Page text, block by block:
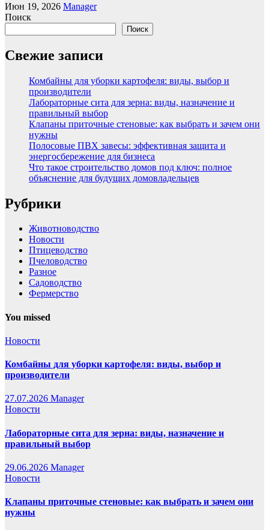
Июн 19, 2026 Manager
Поиск
Поиск
Свежие записи
Комбайны для уборки картофеля: виды, выбор и
производители
Лабораторные сита для зерна: виды, назначение и
правильный выбор
Клапаны приточные стеновые: как выбрать и зачем они
нужны
Полосовые ПВХ завесы: эффективная защита и
энергосбережение для бизнеса
Что такое строительство домов под ключ: полное
объяснение для будущих домовладельцев
Рубрики
Животноводство
Новости
Птицеводство
Пчеловодство
Разное
Садоводство
Фермерство
You missed
Новости
Комбайны для уборки картофеля: виды, выбор и
производители
27.07.2026 Manager
Новости
Лабораторные сита для зерна: виды, назначение и
правильный выбор
29.06.2026 Manager
Новости
Клапаны приточные стеновые: как выбрать и зачем они
нужны